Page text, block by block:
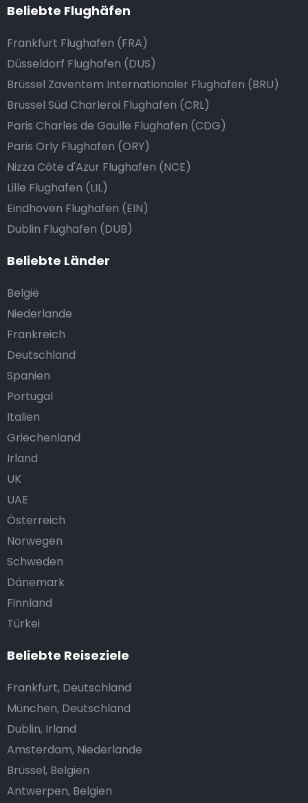
Beliebte Flughäfen
Frankfurt Flughafen (FRA)
Düsseldorf Flughafen (DUS)
Brüssel Zaventem Internationaler Flughafen (BRU)
Brüssel Süd Charleroi Flughafen (CRL)
Paris Charles de Gaulle Flughafen (CDG)
Paris Orly Flughafen (ORY)
Nizza Côte d'Azur Flughafen (NCE)
Lille Flughafen (LIL)
Eindhoven Flughafen (EIN)
Dublin Flughafen (DUB)
Beliebte Länder
België
Niederlande
Frankreich
Deutschland
Spanien
Portugal
Italien
Griechenland
Irland
UK
UAE
Österreich
Norwegen
Schweden
Dänemark
Finnland
Türkei
Beliebte Reiseziele
Frankfurt, Deutschland
München, Deutschland
Dublin, Irland
Amsterdam, Niederlande
Brüssel, Belgien
Antwerpen, Belgien